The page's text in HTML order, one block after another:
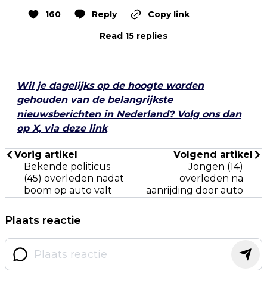
160 Reply
Copy link
Read 15 replies
Wil je dagelijks op de hoogte worden
gehouden van de belangrijkste
nieuwsberichten in Nederland? Volg ons dan
op X, via deze link
Vorig artikel
Bekende politicus
(45) overleden nadat
boom op auto valt
Volgend artikel
Jongen (14)
overleden na
aanrijding door auto
Plaats reactie